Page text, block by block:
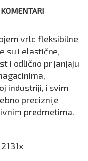
KOMENTARI
vrlo fleksibilne
su i elastične,
i odlično prijanjaju
industriji, i svim
preciznije
predmetima.